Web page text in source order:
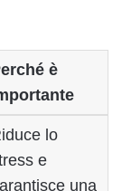
è
lo
e
una